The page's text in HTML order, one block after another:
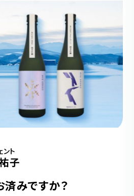
ント
子
みですか？